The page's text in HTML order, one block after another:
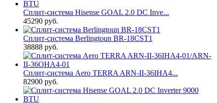
Сплит-система Hisense GOAL 2.0 DC Inve...
45290 руб.
Сплит-система Berlingtoun BR-18CST1
38888 руб.
Сплит-система Aero TERRA ARN-II-36IHA4...
82900 руб.